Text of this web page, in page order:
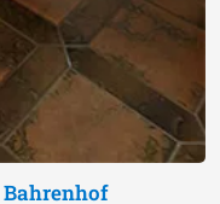
Bahrenhof